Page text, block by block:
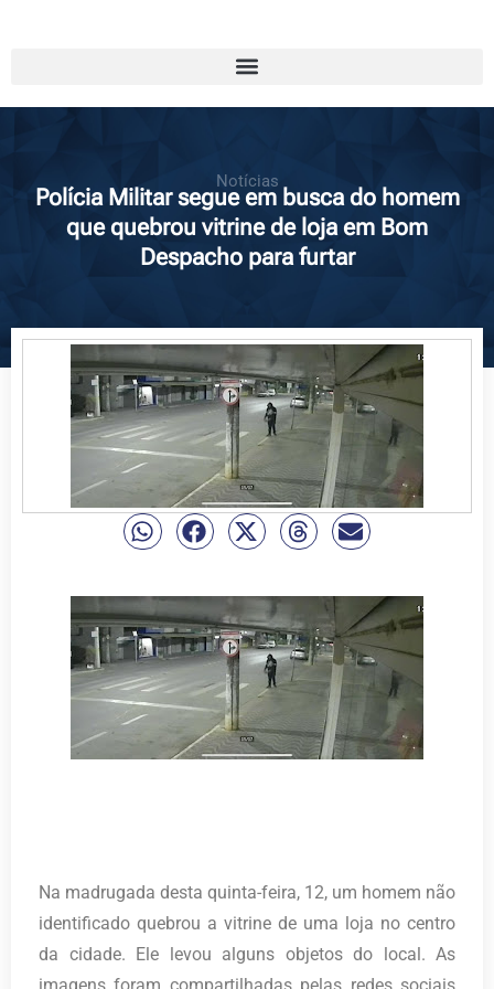
Notícias
Polícia Militar segue em busca do homem
que quebrou vitrine de loja em Bom
Despacho para furtar
Na madrugada desta quinta-feira, 12, um homem não
identificado quebrou a vitrine de uma loja no centro
da cidade. Ele levou alguns objetos do local. As